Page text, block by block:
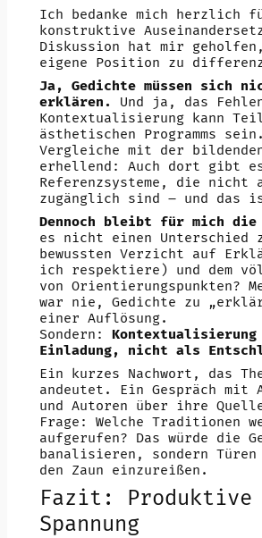
Ich bedanke mich herzlich
konstruktive
Diskussion hat mir
eigene Position zu
Ja, Gedichte müssen sich
erklären. Und ja, das
Kontextualisierung kann
ästhetischen Programms
Vergleiche mit der
erhellend: Auch dort gibt
Referenzsysteme, die nicht
zugänglich sind – und das
Dennoch bleibt für mich die
es nicht einen Unterschied
bewussten Verzicht auf
ich respektiere) und dem
von Orientierungspunkten?
war nie, Gedichte zu
einer Auflösung.
Sondern:
Einladung, nicht als
Ein kurzes Nachwort, das
andeutet. Ein Gespräch mit
und Autoren über ihre
Frage: Welche Traditionen
aufgerufen? Das würde die
banalisieren, sondern
den Zaun einzureißen.
Fazit: Produktive
Spannung